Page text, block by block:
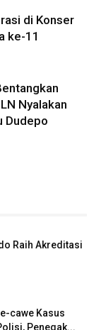
di Konser
ke-11
Nyalakan
Dudepo
Raih Akreditasi
cawe Kasus
Penegak...